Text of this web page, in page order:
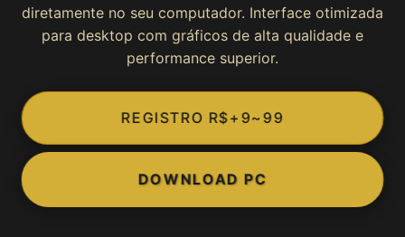
Fortune
Jogos
Game
diretamente no seu computador. Interface otimizada
para desktop com gráficos de alta qualidade e
performance superior.
REGISTRO R$+9~99
DOWNLOAD PC